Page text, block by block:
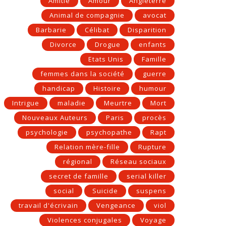
Animal de compagnie
avocat
Barbarie
Célibat
Disparition
Divorce
Drogue
enfants
Etats Unis
Famille
femmes dans la société
guerre
handicap
Histoire
humour
Intrigue
maladie Meurtre
Mort
Nouveaux Auteurs
Paris
procès
psychologie
psychopathe
Rapt
Relation mère-fille
Rupture
régional
Réseau sociaux
secret de famille
serial killer
social
Suicide
suspens
travail d'écrivain
Vengeance
viol
Violences conjugales
Voyage